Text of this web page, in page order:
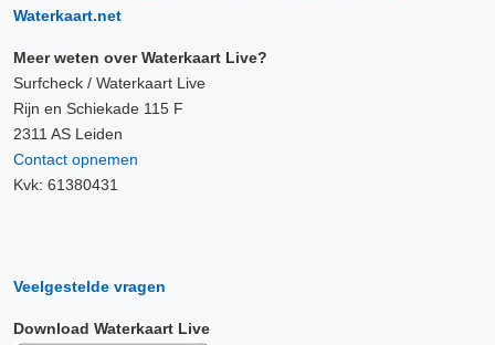
Waterkaart.net
Meer weten over Waterkaart Live?
Surfcheck / Waterkaart Live
Rijn en Schiekade 115 F
2311 AS Leiden
Contact opnemen
Kvk: 61380431
Veelgestelde vragen
Download Waterkaart Live